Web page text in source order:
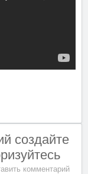
создайте
комментарий